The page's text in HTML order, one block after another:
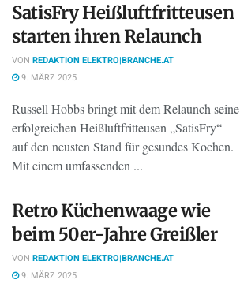
SatisFry Heißluftfritteusen
starten ihren Relaunch
VON REDAKTION ELEKTRO|BRANCHE.AT
9. MÄRZ 2025
Russell Hobbs bringt mit dem Relaunch seine
erfolgreichen Heißluftfritteusen „SatisFry“
auf den neusten Stand für gesundes Kochen.
Mit einem umfassenden ...
Retro Küchenwaage wie
beim 50er-Jahre Greißler
VON REDAKTION ELEKTRO|BRANCHE.AT
9. MÄRZ 2025